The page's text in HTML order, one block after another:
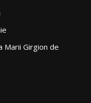
Marii Girgion de